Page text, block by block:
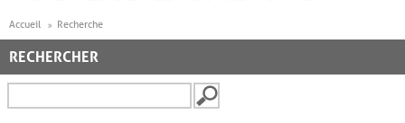
Accueil Recherche
RECHERCHER